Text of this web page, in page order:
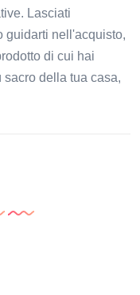
Lasciati
guidarti nell'acquisto,
di cui hai
della tua casa,